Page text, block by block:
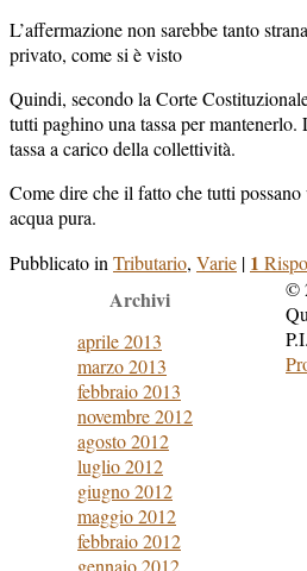
L’affermazione non sarebbe tanto
privato, come si è visto
Quindi, secondo la Corte
tutti paghino una tassa per
tassa a carico della collettività.
Come dire che il fatto che tutti
acqua pura.
Pubblicato inTributario, Varie | 1
Archivi
aprile 2013
marzo 2013
febbraio 2013
novembre 2012
agosto 2012
luglio 2012
giugno 2012
maggio 2012
febbraio 2012
gennaio 2012
©